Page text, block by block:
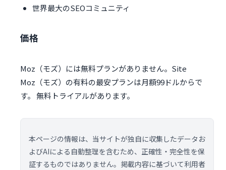
世界最大のSEOコミュニティ
価格
Moz（モズ）には無料プランがありません。Site
Moz（モズ）の有料の最安プランは月額99ドルからで
す。 無料トライアルがあります。
本ページの情報は、当サイトが独自に収集したデータお
よびAIによる自動整理を含むため、正確性・完全性を保
証するものではありません。掲載内容に基づいて利用者